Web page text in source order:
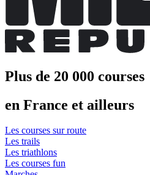
Plus de 20 000 courses
en France et ailleurs
Les courses sur route
Les trails
Les triathlons
Les courses fun